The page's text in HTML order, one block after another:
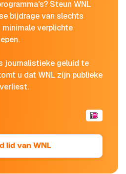
Steun WNL
bijdrage van slechts
verplichte
journalistieke geluid te
u dat WNL zijn publieke
lid van WNL